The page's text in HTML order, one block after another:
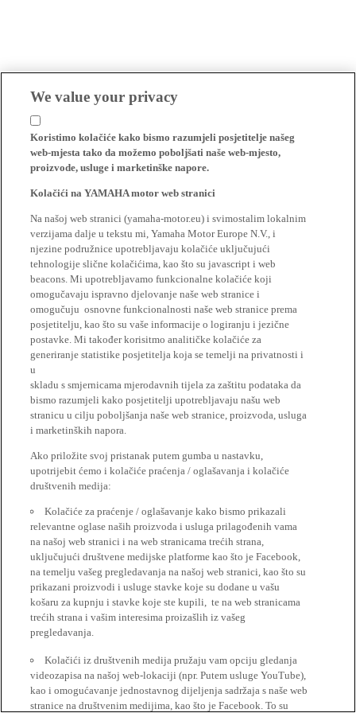
We value your privacy
Koristimo kolačiće kako bismo razumjeli posjetitelje našeg
web-mjesta tako da možemo poboljšati naše web-mjesto,
proizvode, usluge i marketinške napore.
Kolačići na YAMAHA motor web stranici
Na našoj web stranici (yamaha-motor.eu) i svimostalim lokalnim
verzijama dalje u tekstu mi, Yamaha Motor Europe N.V., i
njezine podružnice upotrebljavaju kolačiće uključujući
tehnologije slične kolačićima, kao što su javascript i web
beacons. Mi upotrebljavamo funkcionalne kolačiće koji
omogučavaju ispravno djelovanje naše web stranice i
omogučuju osnovne funkcionalnosti naše web stranice prema
posjetitelju, kao što su vaše informacije o logiranju i jezične
postavke. Mi također korisitmo analitičke kolačiće za
generiranje statistike posjetitelja koja se temelji na privatnosti i
u
skladu s smjernicama mjerodavnih tijela za zaštitu podataka da
bismo razumjeli kako posjetitelji upotrebljavaju našu web
stranicu u cilju poboljšanja naše web stranice, proizvoda, usluga
i marketinških napora.
Ako priložite svoj pristanak putem gumba u nastavku,
upotrijebit ćemo i kolačiće praćenja / oglašavanja i kolačiće
društvenih medija:
Kolačiće za praćenje / oglašavanje kako bismo prikazali
relevantne oglase naših proizvoda i usluga prilagođenih vama
na našoj web stranici i na web stranicama trećih strana,
uključujući društvene medijske platforme kao što je Facebook,
na temelju vašeg pregledavanja na našoj web stranici, kao što su
prikazani proizvodi i usluge stavke koje su dodane u vašu
košaru za kupnju i stavke koje ste kupili, te na web stranicama
trećih strana i vašim interesima proizašlih iz vašeg
pregledavanja.
Kolačići iz društvenih medija pružaju vam opciju gledanja
videozapisa na našoj web-lokaciji (npr. Putem usluge YouTube),
kao i omogućavanje jednostavnog dijeljenja sadržaja s naše web
stranice na društvenim medijima, kao što je Facebook. To su